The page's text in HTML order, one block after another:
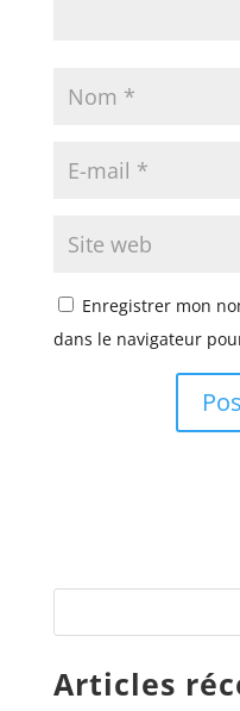
Enregistrer mon
dans le navigateur
Articles